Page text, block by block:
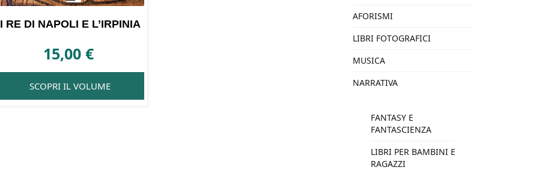
I RE DI NAPOLI E L’IRPINIA
15,00€
SCOPRI IL VOLUME
AFORISMI
LIBRI FOTOGRAFICI
MUSICA
NARRATIVA
FANTASY E
FANTASCIENZA
LIBRI PER BAMBINI E
RAGAZZI